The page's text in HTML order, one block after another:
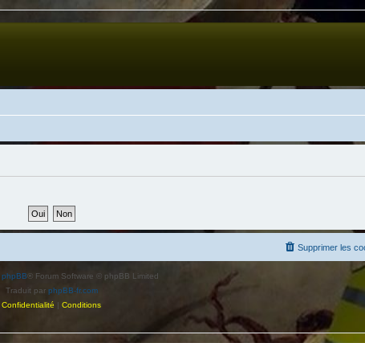
Supprimer les
phpBB® Forum Software © phpBB Limited
Traduit par phpBB-fr.com
Confidentialité | Conditions